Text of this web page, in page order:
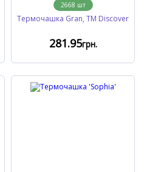
2668 шт
Термочашка Gran, TM Discover
281.95грн.